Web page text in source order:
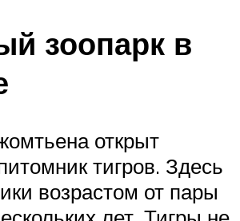
зоопарк в
открыт
тигров. Здесь
возрастом от пары